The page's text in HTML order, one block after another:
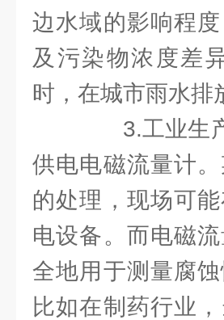
边水域的影响程
及污染物浓度差
时，在城市雨水排
3.工业生产
供电电磁流量计
的处理，现场可
电设备。而电磁
全地用于测量腐
比如在制药行业